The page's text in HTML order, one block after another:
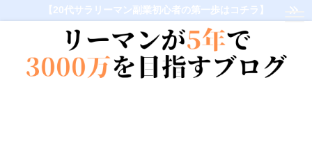
【20代サラリーマン副業初心者の第一歩はコチラ】